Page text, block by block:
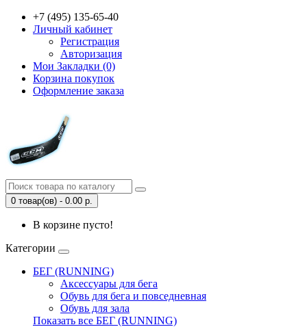
+7 (495) 135-65-40
Личный кабинет
Регистрация
Авторизация
Мои Закладки (0)
Корзина покупок
Оформление заказа
0 товар(ов) - 0.00 р.
В корзине пусто!
Категории
БЕГ (RUNNING)
Аксессуары для бега
Обувь для бега и повседневная
Обувь для зала
Показать все БЕГ (RUNNING)